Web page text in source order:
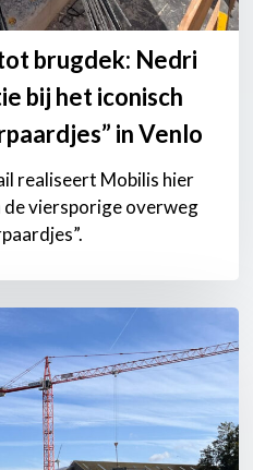
brugdek: Nedri
bij het iconisch
in Venlo
realiseert Mobilis hier
viersporige overweg
in
Gent
–
Samenwerking
Heijmans